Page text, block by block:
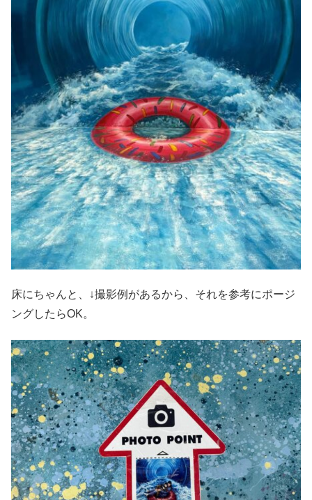
床にちゃんと、↓撮影例があるから、それを参考にポージ
ングしたらOK。